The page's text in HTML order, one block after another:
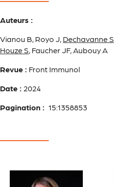
Auteurs :
Vianou B, Royo J, Dechavanne S
Houze S, Faucher JF, Aubouy A
Revue : Front Immunol
Date : 2024
Pagination : 15:1358853